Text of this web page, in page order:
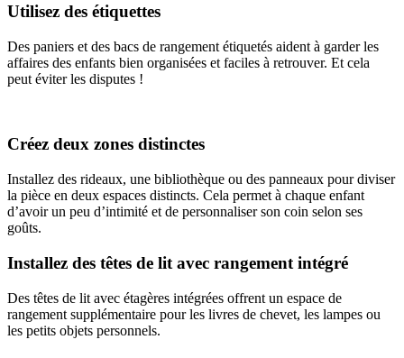
Utilisez des étiquettes
Des paniers et des bacs de rangement étiquetés aident à garder les
affaires des enfants bien organisées et faciles à retrouver. Et cela
peut éviter les disputes !
Créez deux zones distinctes
Installez des rideaux, une bibliothèque ou des panneaux pour diviser
la pièce en deux espaces distincts. Cela permet à chaque enfant
d’avoir un peu d’intimité et de personnaliser son coin selon ses
goûts.
Installez des têtes de lit avec rangement intégré
Des têtes de lit avec étagères intégrées offrent un espace de
rangement supplémentaire pour les livres de chevet, les lampes ou
les petits objets personnels.